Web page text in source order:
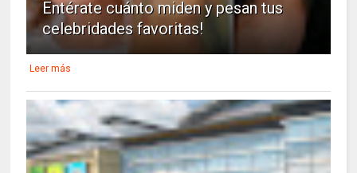
Entérate cuánto miden y pesan tus
celebridades favoritas!
Leer más